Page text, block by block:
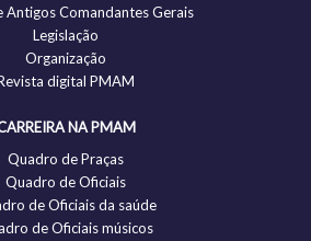
Antigos Comandantes Gerais
Legislação
Organização
digital PMAM
NA PMAM
Quadro de Praças
Quadro de Oficiais
de Oficiais da saúde
de Oficiais músicos